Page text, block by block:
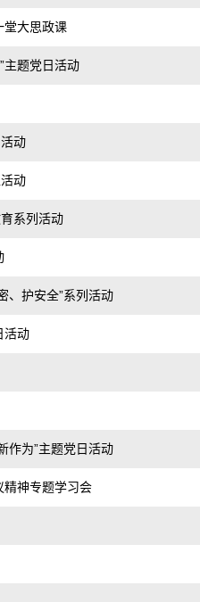
大思政课
主题党日活动
动
动
系列活动
、护安全”系列活动
活动
作为”主题党日活动
精神专题学习会